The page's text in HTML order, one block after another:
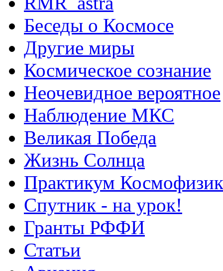
Беседы о Космосе
Другие миры
Космическое сознание
Неочевидное вероятное
Наблюдение МКС
Великая Победа
Жизнь Солнца
Практикум
Спутник - на урок!
Гранты РФФИ
Статьи